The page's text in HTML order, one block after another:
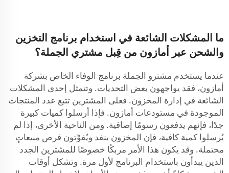
ما المشكلات الشائعة في استخدام برنامج التخزين
والشحن عبر أمازون من قِبل مشتري الجملة؟
عندما يستخدم مشترو الجملة برنامج الوفاء الخاص بشركة
أمازون، فقد يواجهون بعض التحديات. وتتمثل إحدى المشكلات
الشائعة في إدارة المخزون. فعلى المشترين تتبع عدد المنتجات
الموجودة في مستودعات أمازون. فإذا أرسلوا كميات كبيرة
جدًا، فإنهم يدفعون رسومًا إضافية. ومن الناحية الأخرى، إذا لم
يُرسلوا كمية كافية، فإن المخزون ينفد ويُفوِّتون فرص مبيعاتٍ
محتملة. وقد يكون هذا الأمر مربكًا خصوصًا للمشترين الجدد
الذين يبدأون باستخدام البرنامج لأول مرة. وتشكل أوقات